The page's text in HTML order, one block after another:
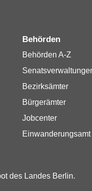
Behörden
Behörden A-Z
Bezirksämter
Bürgerämter
Jobcenter
Einwanderungsamt
des Landes Berlin.